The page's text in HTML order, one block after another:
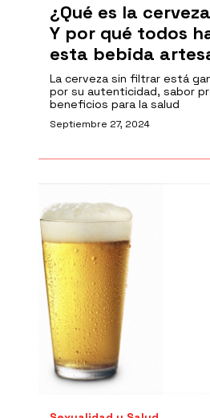
¿Qué es la
Y por qué todos
esta bebida
La cerveza sin filtrar está
por su autenticidad, sabor
beneficios para la salud
Septiembre 27, 2024